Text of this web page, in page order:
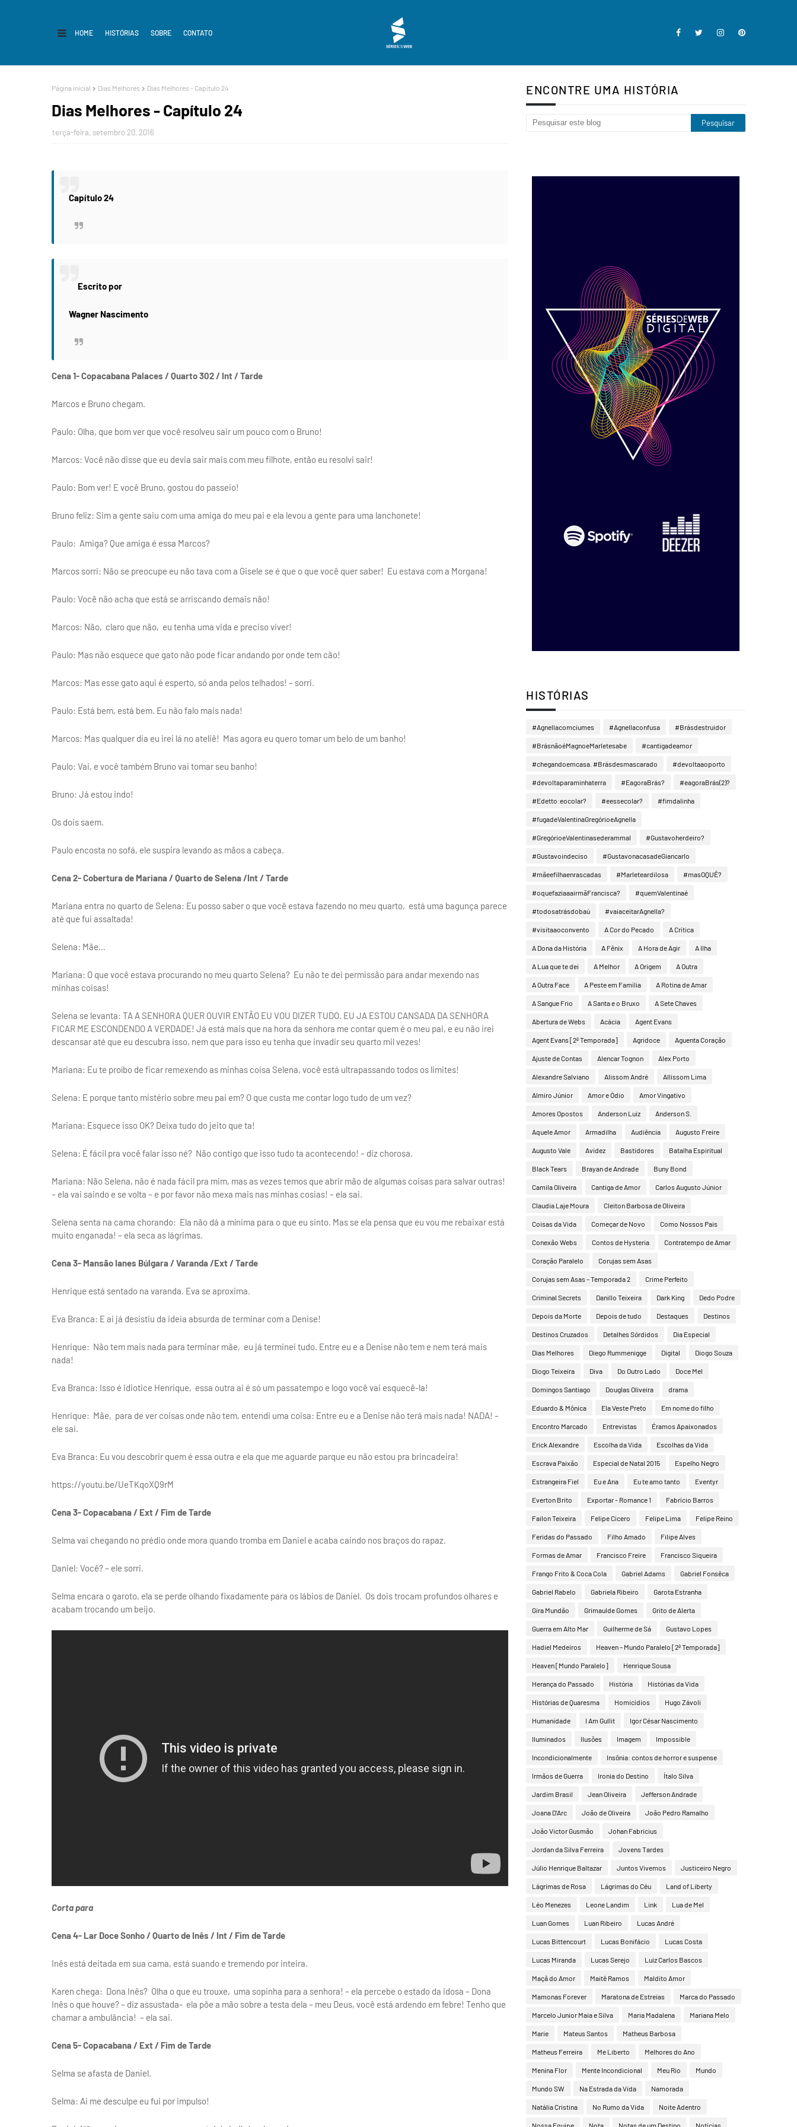
HOME HISTÓRIAS SOBRE CONTATO
Página inicial Dias Melhores Dias Melhores - Capítulo 24
Dias Melhores - Capítulo 24
terça-feira, setembro 20, 2016
​Capítulo 24
Escrito por
Wagner Nascimento
Cena 1- Copacabana Palaces / Quarto 302 / Int / Tarde
Marcos e Bruno chegam.
Paulo: Olha, que bom ver que você resolveu sair um pouco com o Bruno!
Marcos: Você não disse que eu devia sair mais com meu filhote, então eu resolvi sair!
Paulo: Bom ver! E você Bruno, gostou do passeio!
Bruno feliz: Sim a gente saiu com uma amiga do meu pai e ela levou a gente para uma lanchonete!
Paulo: Amiga? Que amiga é essa Marcos?
Marcos sorri: Não se preocupe eu não tava com a Gisele se é que o que você quer saber! Eu estava com a Morgana!
Paulo: Você não acha que está se arriscando demais não!
Marcos: Não, claro que não, eu tenha uma vida e preciso viver!
Paulo: Mas não esquece que gato não pode ficar andando por onde tem cão!
Marcos: Mas esse gato aqui é esperto, só anda pelos telhados! – sorri.
Paulo: Está bem, está bem. Eu não falo mais nada!
Marcos: Mas qualquer dia eu irei lá no ateliê! Mas agora eu quero tomar um belo de um banho!
Paulo: Vai, e você também Bruno vai tomar seu banho!
Bruno: Já estou indo!
Os dois saem.
Paulo encosta no sofá, ele suspira levando as mãos a cabeça.
Cena 2- Cobertura de Mariana / Quarto de Selena /Int / Tarde
Mariana entra no quarto de Selena: Eu posso saber o que você estava fazendo no meu quarto, está uma bagunça parece
até que fui assaltada!
Selena: Mãe…
Mariana: O que você estava procurando no meu quarto Selena? Eu não te dei permissão para andar mexendo nas
minhas coisas!
Selena se levanta: TA A SENHORA QUER OUVIR ENTÃO EU VOU DIZER TUDO. EU JA ESTOU CANSADA DA SENHORA
FICAR ME ESCONDENDO A VERDADE! Já está mais que na hora da senhora me contar quem é o meu pai, e eu não irei
descansar até que eu descubra isso, nem que para isso eu tenha que invadir seu quarto mil vezes!
Mariana: Eu te proíbo de ficar remexendo as minhas coisa Selena, você está ultrapassando todos os limites!
Selena: E porque tanto mistério sobre meu pai em? O que custa me contar logo tudo de um vez?
Mariana: Esquece isso OK? Deixa tudo do jeito que ta!
Selena: É fácil pra você falar isso né? Não contigo que isso tudo ta acontecendo! – diz chorosa.
Mariana: Não Selena, não é nada fácil pra mim, mas as vezes temos que abrir mão de algumas coisas para salvar outras!
– ela vai saindo e se volta – e por favor não mexa mais nas minhas cosias! – ela sai.
Selena senta na cama chorando: Ela não dá a mínima para o que eu sinto. Mas se ela pensa que eu vou me rebaixar está
muito enganada! – ela seca as lágrimas.
Cena 3- Mansão Ianes Búlgara / Varanda /Ext / Tarde
Henrique está sentado na varanda. Eva se aproxima.
Eva Branca: E ai já desistiu da ideia absurda de terminar com a Denise!
Henrique: Não tem mais nada para terminar mãe, eu já terminei tudo. Entre eu e a Denise não tem e nem terá mais
nada!
Eva Branca: Isso é idiotice Henrique, essa outra ai é só um passatempo e logo você vai esquecê-la!
Henrique: Mãe, para de ver coisas onde não tem, entendi uma coisa: Entre eu e a Denise não terá mais nada! NADA! –
ele sai.
Eva Branca: Eu vou descobrir quem é essa outra e ela que me aguarde parque eu não estou pra brincadeira!
https://youtu.be/UeTKqoXQ9rM
Cena 3- Copacabana / Ext / Fim de Tarde
Selma vai chegando no prédio onde mora quando tromba em Daniel e acaba caindo nos braços do rapaz.
Daniel: Você? – ele sorri.
Selma encara o garoto, ela se perde olhando fixadamente para os lábios de Daniel. Os dois trocam profundos olhares e
acabam trocando um beijo.
Corta para
Cena 4- Lar Doce Sonho / Quarto de Inês / Int / Fim de Tarde
Inês está deitada em sua cama, está suando e tremendo por inteira.
Karen chega: Dona Inês? Olha o que eu trouxe, uma sopinha para a senhora! – ela percebe o estado da idosa – Dona
Inês o que houve? – diz assustada- ela põe a mão sobre a testa dela – meu Deus, você está ardendo em febre! Tenho que
chamar a ambulância! – ela sai.
Cena 5- Copacabana / Ext / Fim de Tarde
Selma se afasta de Daniel.
Selma: Ai me desculpe eu fui por impulso!
ENCONTRE UMA HISTÓRIA
HISTÓRIAS
#Agnellacomciumes #Agnellaconfusa #Brásdestruidor
#BrásnãoéMagnoeMarletesabe #cantigadeamor
#chegandoemcasa. #Brásdesmascarado #devoltaaoporto
#devoltaparaminhaterra #EagoraBrás? #eagoraBrás(2)?
#Edetto:eocolar? #eessecolar? #fimdalinha
#fugadeValentinaGregórioeAgnella
#GregórioeValentinasederammal #Gustavoherdeiro?
#Gustavoindeciso #GustavonacasadeGiancarlo
#mãeefilhaenrascadas #Marleteardilosa #masOQUÊ?
#oquefaziaaairmãFrancisca? #quemValentinaé
#todosatrásdobaú #vaiaceitarAgnella?
#visitaaoconvento A Cor do Pecado A Crítica
A Dona da História A Fênix A Hora de Agir A Ilha
A Lua que te dei A Melhor A Origem A Outra
A Outra Face A Peste em Família A Rotina de Amar
A Sangue Frio A Santa e o Bruxo A Sete Chaves
Abertura de Webs Acácia Agent Evans
Agent Evans [2ª Temporada] Agridoce Aguenta Coração
Ajuste de Contas Alencar Tognon Alex Porto
Alexandre Salviano Alissom André Allissom Lima
Almiro Júnior Amor e Ódio Amor Vingativo
Amores Opostos Anderson Luiz Anderson S.
Aquele Amor Armadilha Audiência Augusto Freire
Augusto Vale Avidez Bastidores Batalha Espiritual
Black Tears Brayan de Andrade Buny Bond
Camila Oliveira Cantiga de Amor Carlos Augusto Júnior
Claudia Laje Moura Cleiton Barbosa de Oliveira
Coisas da Vida Começar de Novo Como Nossos Pais
Conexão Webs Contos de Hysteria Contratempo de Amar
Coração Paralelo Corujas sem Asas
Corujas sem Asas – Temporada 2 Crime Perfeito
Criminal Secrets Danillo Teixeira Dark King Dedo Podre
Depois da Morte Depois de tudo Destaques Destinos
Destinos Cruzados Detalhes Sórdidos Dia Especial
Dias Melhores Diego Rummenigge Digital Diogo Souza
Diogo Teixeira Diva Do Outro Lado Doce Mel
Domingos Santiago Douglas Oliveira drama
Eduardo & Mônica Ela Veste Preto Em nome do filho
Encontro Marcado Entrevistas Éramos Apaixonados
Erick Alexandre Escolha da Vida Escolhas da Vida
Escrava Paixão Especial de Natal 2015 Espelho Negro
Estrangeira Fiel Eu e Ana Eu te amo tanto Eventyr
Everton Brito Exportar - Romance 1 Fabrício Barros
Failon Teixeira Felipe Cícero Felipe Lima Felipe Reino
Feridas do Passado Filho Amado Filipe Alves
Formas de Amar Francisco Freire Francisco Siqueira
Frango Frito & Coca Cola Gabriel Adams Gabriel Fonsêca
Gabriel Rabelo Gabriela Ribeiro Garota Estranha
Gira Mundão Grimaulde Gomes Grito de Alerta
Guerra em Alto Mar Guilherme de Sá Gustavo Lopes
Hadiel Medeiros Heaven – Mundo Paralelo [2ª Temporada]
Heaven [Mundo Paralelo] Henrique Sousa
Herança do Passado História Histórias da Vida
Histórias de Quaresma Homicídios Hugo Závoli
Humanidade I Am Gullit Igor César Nascimento
Iluminados Ilusões Imagem Impossible
Incondicionalmente Insônia: contos de horror e suspense
Irmãos de Guerra Ironia do Destino Ítalo Silva
Jardim Brasil Jean Oliveira Jefferson Andrade
Joana D'Arc João de Oliveira João Pedro Ramalho
João Victor Gusmão Johan Fabricius
Jordan da Silva Ferreira Jovens Tardes
Júlio Henrique Baltazar Juntos Vivemos Justiceiro Negro
Lágrimas de Rosa Lágrimas do Céu Land of Liberty
Léo Menezes Leone Landim Link Lua de Mel
Luan Gomes Luan Ribeiro Lucas André
Lucas Bittencourt Lucas Bonifácio Lucas Costa
Lucas Miranda Lucas Serejo Luiz Carlos Bascos
Maçã do Amor Maitê Ramos Maldito Amor
Mamonas Forever Maratona de Estreias Marca do Passado
Marcelo Junior Maia e Silva Maria Madalena Mariana Melo
Marie Mateus Santos Matheus Barbosa
Matheus Ferreira Me Liberto Melhores do Ano
Menina Flor Mente Incondicional Meu Rio Mundo
Mundo SW Na Estrada da Vida Namorada
Natália Cristina No Rumo da Vida Noite Adentro
Nossa Equipe Nota Notas de um Destino Notícias